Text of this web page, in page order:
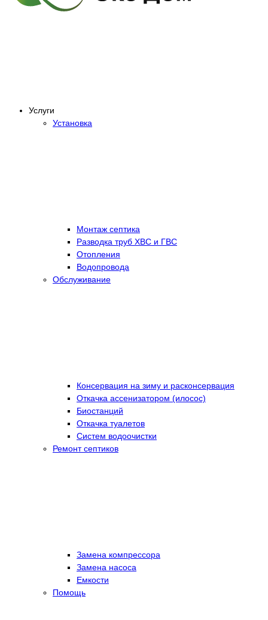
Услуги
Установка
Монтаж септика
Разводка труб ХВС и ГВС
Отопления
Водопровода
Обслуживание
Консервация на зиму и расконсервация
Откачка ассенизатором (илосос)
Биостанций
Откачка туалетов
Систем водоочистки
Ремонт септиков
Замена компрессора
Замена насоса
Емкости
Помощь